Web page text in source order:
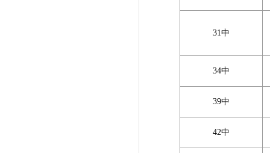
31中
34中
39中
42中